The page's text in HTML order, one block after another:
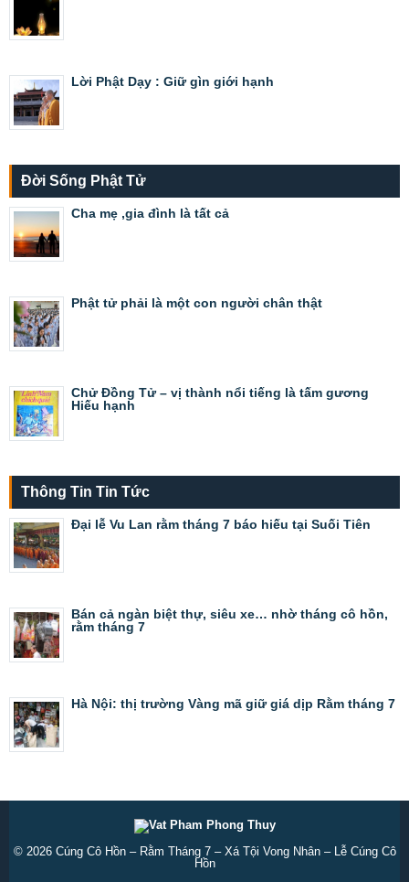
Lời Phật Dạy : Giữ gìn giới hạnh
Đời Sống Phật Tử
Cha mẹ ,gia đình là tất cả
Phật tử phải là một con người chân thật
Chử Đồng Tử – vị thành nổi tiếng là tấm gương
Hiếu hạnh
Thông Tin Tin Tức
Đại lễ Vu Lan rằm tháng 7 báo hiếu tại Suối Tiên
Bán cả ngàn biệt thự, siêu xe… nhờ tháng cô hồn,
rằm tháng 7
Hà Nội: thị trường Vàng mã giữ giá dịp Rằm tháng 7
© 2026 Cúng Cô Hồn – Rằm Tháng 7 – Xá Tội Vong Nhân – Lễ Cúng Cô
Hồn